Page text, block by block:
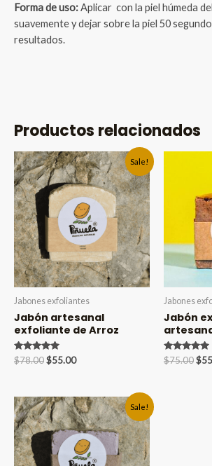
Forma de uso:Aplicar con la piel húmeda
suavemente y dejar sobre la piel 50
resultados.
Productos relacionados
Sale!
Jabones exfoliantes
Jabón artesanal
exfoliante de Arroz
Valorado en
5.00
$78.00Original
$78.00.
$55.00Current
$55.00.
Jabones
Jabón
Valorado en
5.00
$75.00$
Sale!